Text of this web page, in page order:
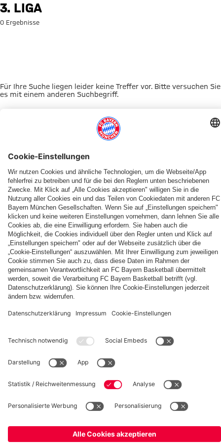
Suche: 3. Liga
3. LIGA
0 Ergebnisse
Für Ihre Suche liegen leider keine Treffer vor. Bitte versuchen Sie
es mit einem anderen Suchbegriff.
Zur Startseite
DAS KÖNNTE DICH INTERESSIEREN
UNSERE MASKOTTCHEN
Berni,
Mia
und
Ben
ALLIANZ ARENA
FC
Bayern
KIDS
CLUB-
Zone
EVENTANMELDUNG
KIDS
CLUB-
Fußballcamps
MYFCBAYERN
Entdecke
deinen
persönlichen
Fanbereich
Impressum
Datenschutz AGB Barrierefreiheit Hinweisgebersystem
Verträge hier kündigen Cookie Einstellungen